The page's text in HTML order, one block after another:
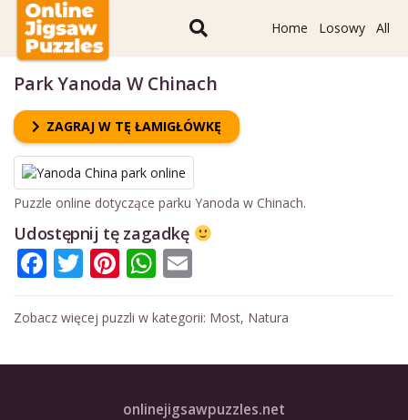
Home Losowy All
Park Yanoda W Chinach
ZAGRAJ W TĘ ŁAMIGŁÓWKĘ
Puzzle online dotyczące parku Yanoda w Chinach.
Udostępnij tę zagadkę
Facebook
Twitter
Pinterest
WhatsApp
Zobacz więcej puzzli w kategorii: Most, Natura
onlinejigsawpuzzles.net